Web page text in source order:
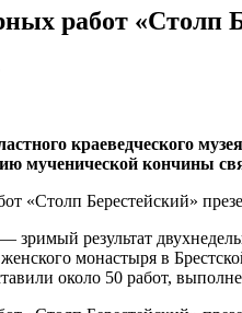
работ «Столп
краеведческого
мученической кончины
зримый результат
монастыря в
около 50 работ,